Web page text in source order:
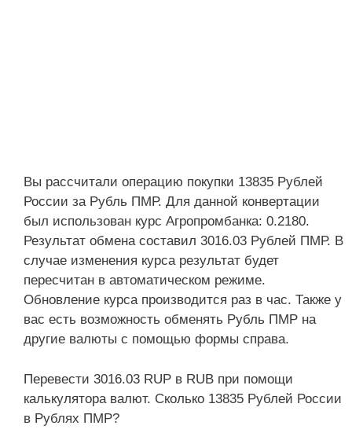
Вы рассчитали операцию покупки 13835 Рублей
России за Рубль ПМР. Для данной конвертации
был использован курс Агропромбанка: 0.2180.
Результат обмена составил 3016.03 Рублей ПМР. В
случае изменения курса результат будет
пересчитан в автоматическом режиме.
Обновление курса производится раз в час. Также у
вас есть возможность обменять Рубль ПМР на
другие валюты с помощью формы справа.
Перевести 3016.03 RUP в RUB при помощи
калькулятора валют. Сколько 13835 Рублей России
в Рублях ПМР?